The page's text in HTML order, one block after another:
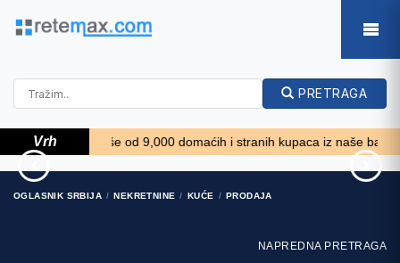
PRETRAGA
Vrh Više od 9,000 domaćih i stranih kupaca iz naše baze
Open Flybridge..
8.810 EUR
OGLASNIK SRBIJA NEKRETNINE KUĆE PRODAJA
NAPREDNA PRETRAGA